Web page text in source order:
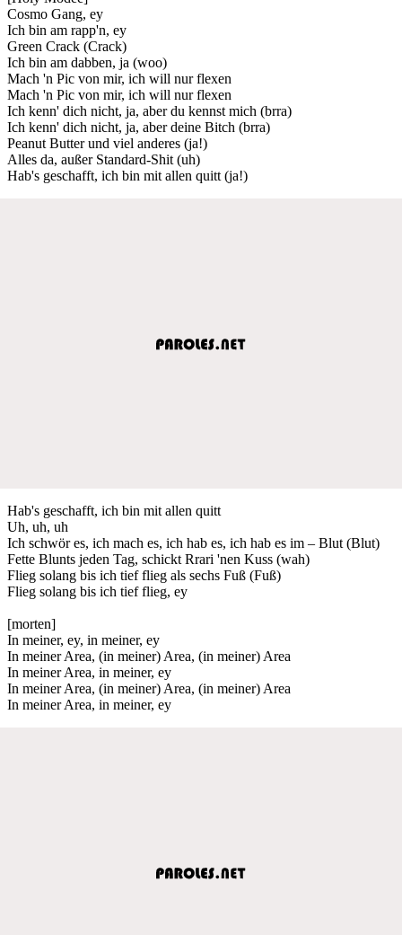
Cosmo Gang, ey
Ich bin am rapp'n, ey
Green Crack (Crack)
Ich bin am dabben, ja (woo)
Mach 'n Pic von mir, ich will nur flexen
Mach 'n Pic von mir, ich will nur flexen
Ich kenn' dich nicht, ja, aber du kennst mich (brra)
Ich kenn' dich nicht, ja, aber deine Bitch (brra)
Peanut Butter und viel anderes (ja!)
Alles da, außer Standard-Shit (uh)
Hab's geschafft, ich bin mit allen quitt (ja!)
Hab's geschafft, ich bin mit allen quitt
Uh, uh, uh
Ich schwör es, ich mach es, ich hab es, ich hab es im – Blut (Blut)
Fette Blunts jeden Tag, schickt Rrari 'nen Kuss (wah)
Flieg solang bis ich tief flieg als sechs Fuß (Fuß)
Flieg solang bis ich tief flieg, ey
[morten]
In meiner, ey, in meiner, ey
In meiner Area, (in meiner) Area, (in meiner) Area
In meiner Area, in meiner, ey
In meiner Area, (in meiner) Area, (in meiner) Area
In meiner Area, in meiner, ey